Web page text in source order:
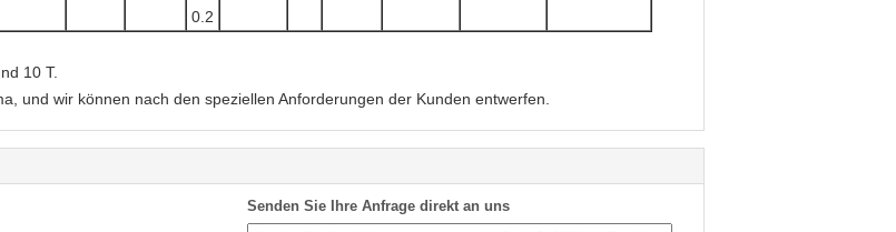
0.2
10 T.
und wir können nach den speziellen Anforderungen der Kunden entwerfen.
Senden Sie Ihre Anfrage direkt an uns